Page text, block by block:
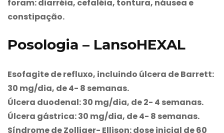
foram: diarréia, cefaléia, tontura, náusea e
constipação.
Posologia – LansoHEXAL
Esofagite de refluxo, incluindo úlcera de Barrett:
30 mg/dia, de 4- 8 semanas.
Úlcera duodenal: 30 mg/dia, de 2- 4 semanas.
Úlcera gástrica: 30 mg/dia, de 4- 8 semanas.
Síndrome de Zolliger- Ellison: dose inicial de 60